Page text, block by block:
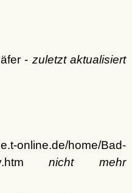
- zuletzt aktualisiert
home/Bad-
nicht mehr